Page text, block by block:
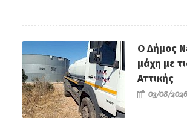
Ο Δήμος
μάχη με
Αττικής
03/08/2026